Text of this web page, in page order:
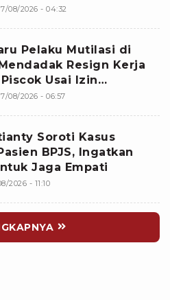
7/08/2026 - 04:32
Pelaku Mutilasi di
Resign Kerja
Usai Izin
di Mal
7/08/2026 - 06:57
Soroti Kasus
BPJS, Ingatkan
Jaga Empati
2026 - 11:10